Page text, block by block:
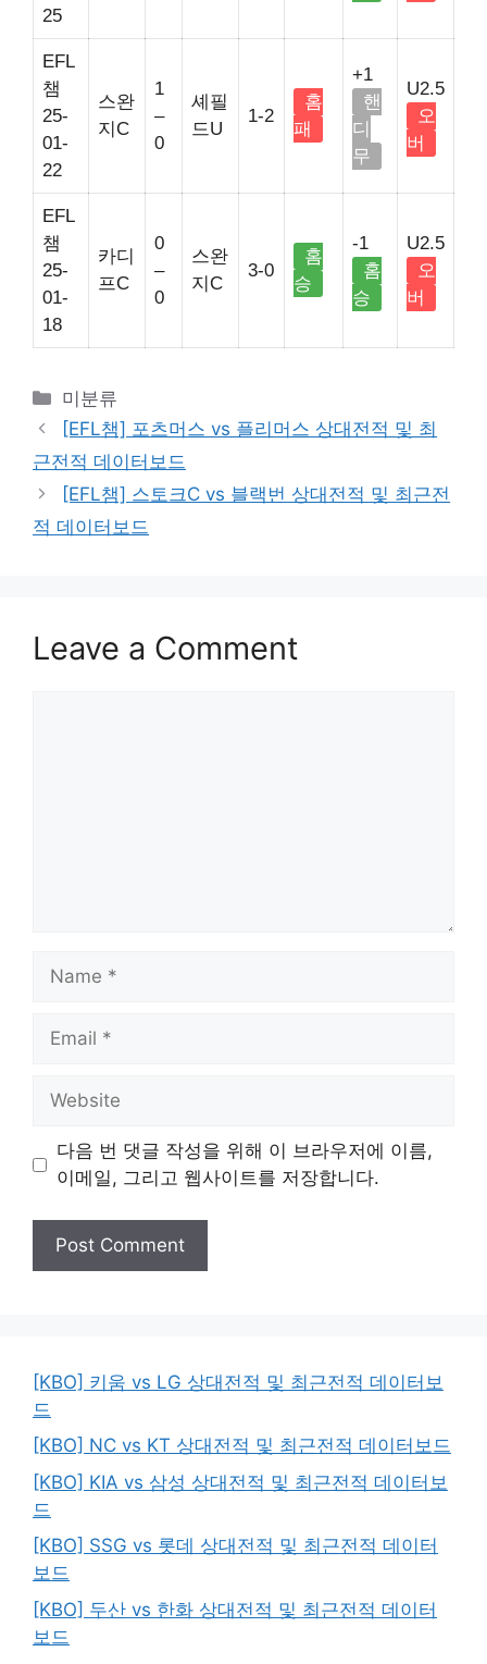
25
EFL
챔
25-
01-
22
스완
지C
1
–
0
셰필
드U
1-2
홈
패
+1
핸
디
무
U2.5
오
버
EFL
챔
25-
01-
18
카디
프C
0
–
0
스완
지C
3-0
홈
승
-1
홈
승
U2.5
오
버
Categories
미분류
[EFL챔] 포츠머스 vs 플리머스 상대전적 및 최
근전적 데이터보드
[EFL챔] 스토크C vs 블랙번 상대전적 및 최근전
적 데이터보드
Leave a Comment
Name
Email
Website
다음 번 댓글 작성을 위해 이 브라우저에 이름,
이메일, 그리고 웹사이트를 저장합니다.
[KBO] 키움 vs LG 상대전적 및 최근전적 데이터보
드
[KBO] NC vs KT 상대전적 및 최근전적 데이터보드
[KBO] KIA vs 삼성 상대전적 및 최근전적 데이터보
드
[KBO] SSG vs 롯데 상대전적 및 최근전적 데이터
보드
[KBO] 두산 vs 한화 상대전적 및 최근전적 데이터
보드